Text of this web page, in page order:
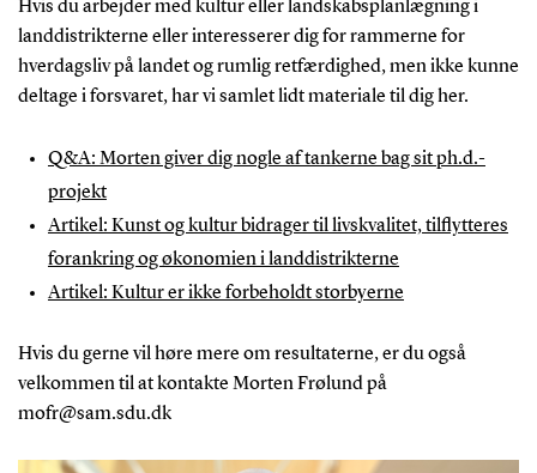
Hvis du arbejder med kultur eller landskabsplanlægning i
landdistrikterne eller interesserer dig for rammerne for
hverdagsliv på landet og rumlig retfærdighed, men ikke kunne
deltage i forsvaret, har vi samlet lidt materiale til dig her.
Q&A: Morten giver dig nogle af tankerne bag sit ph.d.-
projekt
Artikel: Kunst og kultur bidrager til livskvalitet, tilflytteres
forankring og økonomien i landdistrikterne
Artikel: Kultur er ikke forbeholdt storbyerne
Hvis du gerne vil høre mere om resultaterne, er du også
velkommen til at kontakte Morten Frølund på
mofr@sam.sdu.dk